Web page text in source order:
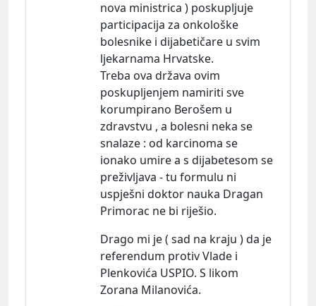
nova ministrica ) poskupljuje
participacija za onkološke
bolesnike i dijabetičare u svim
ljekarnama Hrvatske.
Treba ova država ovim
poskupljenjem namiriti sve
korumpirano Berošem u
zdravstvu , a bolesni neka se
snalaze : od karcinoma se
ionako umire a s dijabetesom se
preživljava - tu formulu ni
uspješni doktor nauka Dragan
Primorac ne bi riješio.
Drago mi je ( sad na kraju ) da je
referendum protiv Vlade i
Plenkovića USPIO. S likom
Zorana Milanovića.